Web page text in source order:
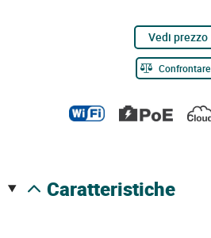
Vedi prezzo
Confrontare
caratteristiche